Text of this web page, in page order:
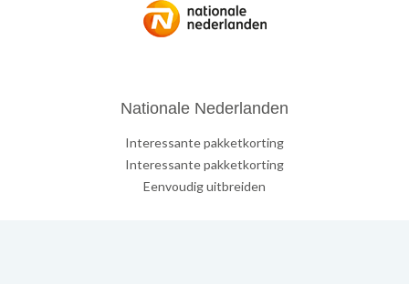
Nationale Nederlanden
Interessante pakketkorting
Interessante pakketkorting
Eenvoudig uitbreiden